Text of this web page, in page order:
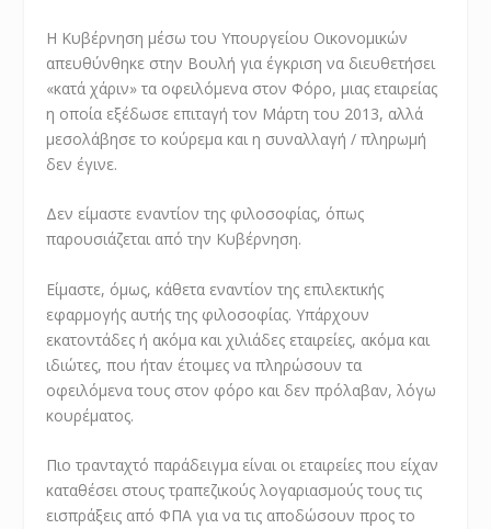
Η Κυβέρνηση μέσω του Υπουργείου Οικονομικών
απευθύνθηκε στην Βουλή για έγκριση να διευθετήσει
«κατά χάριν» τα οφειλόμενα στον Φόρο, μιας εταιρείας
η οποία εξέδωσε επιταγή τον Μάρτη του 2013, αλλά
μεσολάβησε το κούρεμα και η συναλλαγή / πληρωμή
δεν έγινε.
Δεν είμαστε εναντίον της φιλοσοφίας, όπως
παρουσιάζεται από την Κυβέρνηση.
Είμαστε, όμως, κάθετα εναντίον της επιλεκτικής
εφαρμογής αυτής της φιλοσοφίας. Υπάρχουν
εκατοντάδες ή ακόμα και χιλιάδες εταιρείες, ακόμα και
ιδιώτες, που ήταν έτοιμες να πληρώσουν τα
οφειλόμενα τους στον φόρο και δεν πρόλαβαν, λόγω
κουρέματος.
Πιο τρανταχτό παράδειγμα είναι οι εταιρείες που είχαν
καταθέσει στους τραπεζικούς λογαριασμούς τους τις
εισπράξεις από ΦΠΑ για να τις αποδώσουν προς το